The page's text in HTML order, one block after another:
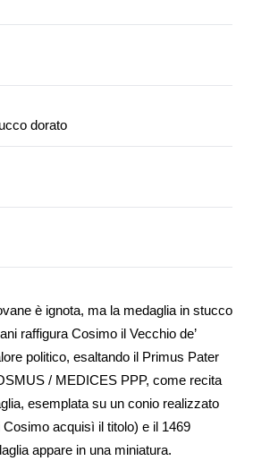
dorato
è ignota, ma la medaglia in stucco
raffigura Cosimo il Vecchio de’
politico, esaltando il Primus Pater
/ MEDICES PPP, come recita
esemplata su un conio realizzato
acquisì il titolo) e il 1469
appare in una miniatura.